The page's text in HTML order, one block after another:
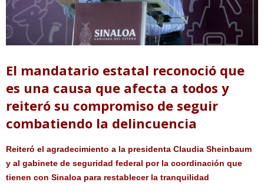
El mandatario estatal reconoció que
es una causa que afecta a todos y
reiteró su compromiso de seguir
combatiendo la delincuencia
Reiteró el agradecimiento a la presidenta Claudia Sheinbaum
y al gabinete de seguridad federal por la coordinación que
tienen con Sinaloa para restablecer la tranquilidad